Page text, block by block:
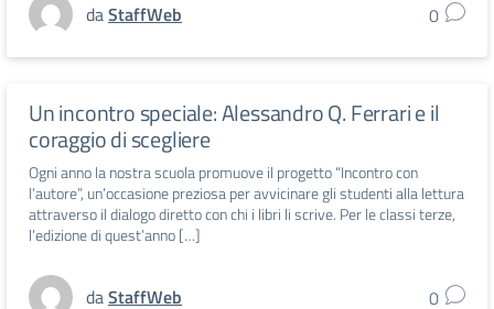
daStaffWeb 0
Un incontro speciale: Alessandro Q. Ferrari e il
coraggio di scegliere
Ogni anno la nostra scuola promuove il progetto “Incontro con
l’autore”, un’occasione preziosa per avvicinare gli studenti alla lettura
attraverso il dialogo diretto con chi i libri li scrive. Per le classi terze,
l’edizione di quest’anno […]
daStaffWeb 0